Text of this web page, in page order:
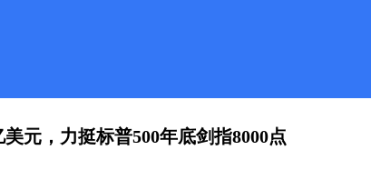
元，力挺标普500年底剑指8000点